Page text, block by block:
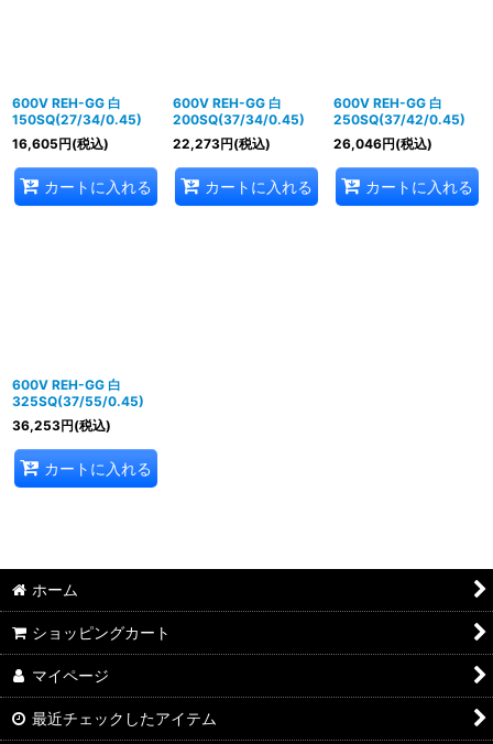
600V REH-GG 白
150SQ(27/34/0.45)
16,605円(税込)
カートに入れる
600V REH-GG 白
200SQ(37/34/0.45)
22,273円(税込)
カートに入れる
600V REH-GG 白
250SQ(37/42/0.45)
26,046円(税込)
カートに入れる
600V REH-GG 白
325SQ(37/55/0.45)
36,253円(税込)
カートに入れる
ホーム
ショッピングカート
マイページ
最近チェックしたアイテム